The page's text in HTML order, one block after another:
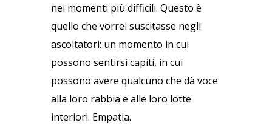
nei momenti più difficili. Questo è
quello che vorrei suscitasse negli
ascoltatori: un momento in cui
possono sentirsi capiti, in cui
possono avere qualcuno che dà voce
alla loro rabbia e alle loro lotte
interiori. Empatia.